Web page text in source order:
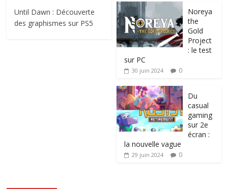
Until Dawn : Découverte
des graphismes sur PS5
Noreya
the
Gold
Project
: le test
sur PC
30 juin 2024 0
Du
casual
gaming
sur 2e
écran :
la nouvelle vague
29 juin 2024 0